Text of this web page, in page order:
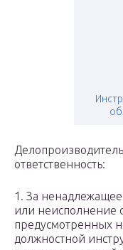
ответственность:
1. За
или неисполнение
предусмотренных
должностной